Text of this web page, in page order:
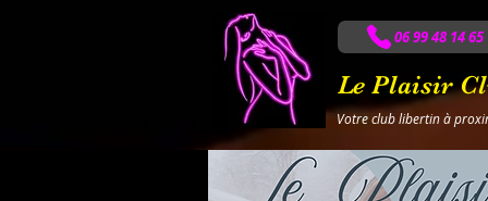
Le Plaisir
Votre club libertin à
06 99 48 14 65